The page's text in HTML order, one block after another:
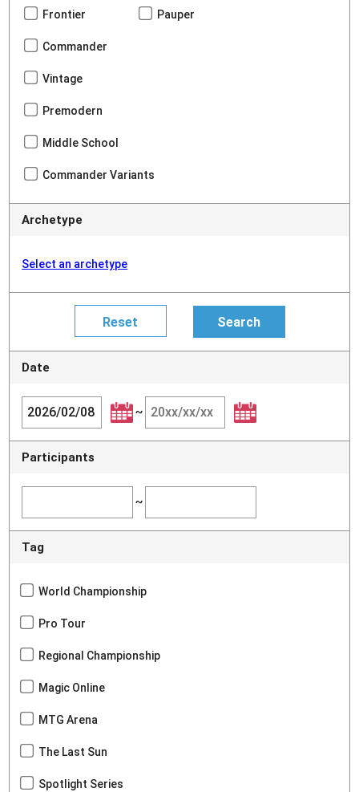
Frontier Pauper
Commander
Vintage
Premodern
Middle School
Commander Variants
Archetype
Select an archetype
Date
~
Participants
~
Tag
World Championship
Pro Tour
Regional Championship
Magic Online
MTG Arena
The Last Sun
Spotlight Series